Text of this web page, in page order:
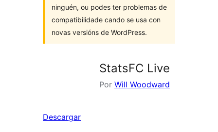
ninguén, ou podes ter problemas de
compatibilidade cando se usa con
novas versións de WordPress.
StatsFC Live
Por Will Woodward
Descargar